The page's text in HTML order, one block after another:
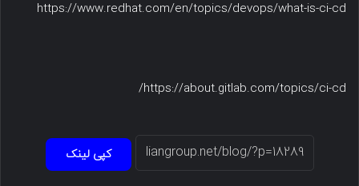
https://www.redhat.com/en/topics/devops/what-is-ci-cd
https://about.gitlab.com/topics/ci-cd/
کپی لینک